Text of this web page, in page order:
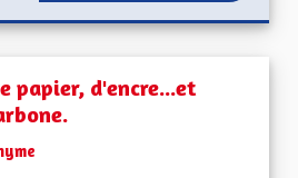
papier, d'encre...et